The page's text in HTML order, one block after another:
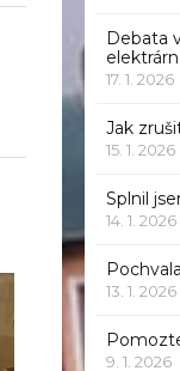
Debata
17. 1. 2026
Jak
15. 1. 2026
Splnil
14. 1. 2026
13. 1. 2026
9. 1. 2026